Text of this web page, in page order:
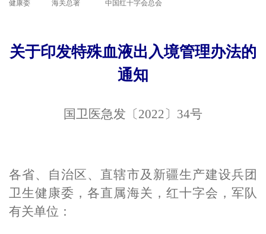
健康委 海关总署 中国红十字会总会
关于印发特殊血液出入境管理办法的
通知
国卫医急发〔2022〕 34号
各省、自治区、直辖市及新疆生产建设兵团
卫生健康委，各直属海关，红十字会，军队
有关单位：